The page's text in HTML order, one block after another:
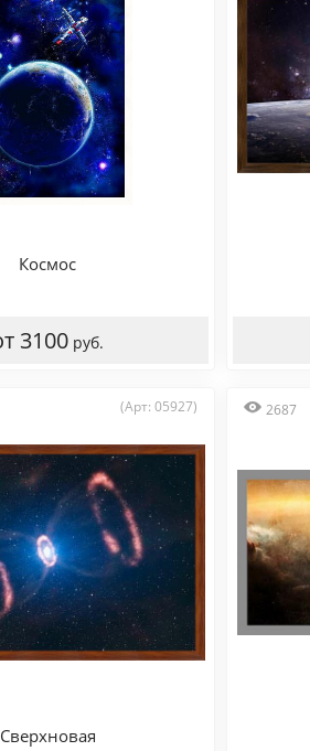
Космос
3100 руб.
(Арт: 05927)
Сверхновая
2687